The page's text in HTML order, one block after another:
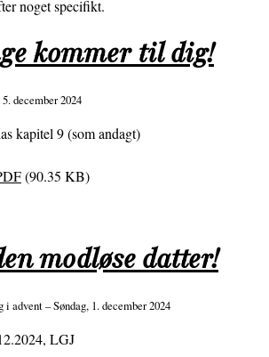
noget specifikt.
kommer til dig!
december 2024
kapitel 9 (som andagt)
(90.35 KB)
modløse datter!
i advent – Søndag, 1. december 2024
LGJ